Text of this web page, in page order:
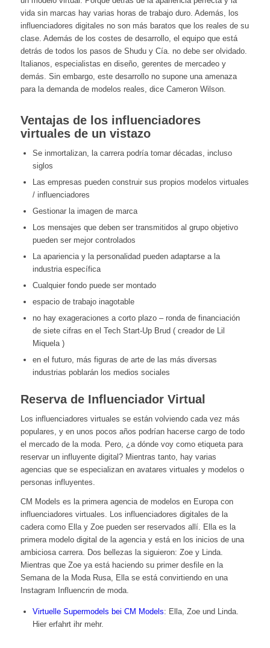
vida sin marcas hay varias horas de trabajo duro. Además, los
influenciadores digitales no son más baratos que los reales de su
clase. Además de los costes de desarrollo, el equipo que está
detrás de todos los pasos de Shudu y Cía. no debe ser olvidado.
Italianos, especialistas en diseño, gerentes de mercadeo y
demás. Sin embargo, este desarrollo no supone una amenaza
para la demanda de modelos reales, dice Cameron Wilson.
Ventajas de los influenciadores
virtuales de un vistazo
Se inmortalizan, la carrera podría tomar décadas, incluso
siglos
Las empresas pueden construir sus propios modelos virtuales
/ influenciadores
Gestionar la imagen de marca
Los mensajes que deben ser transmitidos al grupo objetivo
pueden ser mejor controlados
La apariencia y la personalidad pueden adaptarse a la
industria específica
Cualquier fondo puede ser montado
espacio de trabajo inagotable
no hay exageraciones a corto plazo – ronda de financiación
de siete cifras en el Tech Start-Up Brud ( creador de Lil
Miquela )
en el futuro, más figuras de arte de las más diversas
industrias poblarán los medios sociales
Reserva de Influenciador Virtual
Los influenciadores virtuales se están volviendo cada vez más
populares, y en unos pocos años podrían hacerse cargo de todo
el mercado de la moda. Pero, ¿a dónde voy como etiqueta para
reservar un influyente digital? Mientras tanto, hay varias
agencias que se especializan en avatares virtuales y modelos o
personas influyentes.
CM Models es la primera agencia de modelos en Europa con
influenciadores virtuales. Los influenciadores digitales de la
cadera como Ella y Zoe pueden ser reservados allí. Ella es la
primera modelo digital de la agencia y está en los inicios de una
ambiciosa carrera. Dos bellezas la siguieron: Zoe y Linda.
Mientras que Zoe ya está haciendo su primer desfile en la
Semana de la Moda Rusa, Ella se está convirtiendo en una
Instagram Influencrin de moda.
Virtuelle Supermodels bei CM Models: Ella, Zoe und Linda.
Hier erfahrt ihr mehr.